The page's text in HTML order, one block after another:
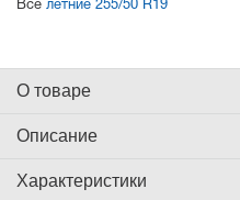
Все летние 255/50 R19
О товаре
Описание
Характеристики